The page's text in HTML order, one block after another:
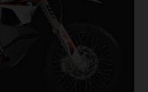
kommt.